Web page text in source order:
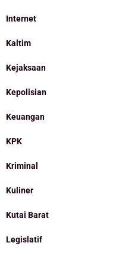
Internet
Kaltim
Kejaksaan
Kepolisian
Keuangan
KPK
Kriminal
Kuliner
Kutai Barat
Legislatif